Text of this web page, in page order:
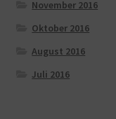
November 2016
Oktober 2016
August 2016
Juli 2016